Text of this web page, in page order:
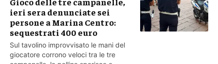
ieri sera denunciate sei
persone a Marina Centro:
sequestrati 400 euro
Sul tavolino improvvisato le mani del
giocatore corrono veloci tra le tre